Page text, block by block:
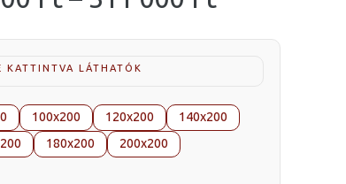
000 Ft
311
000 Ft
KATTINTVA LÁTHATÓK
100x200 120x200
140x200
180x200 200x200